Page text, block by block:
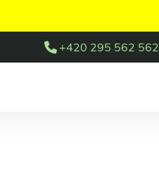
+420 295 562 562